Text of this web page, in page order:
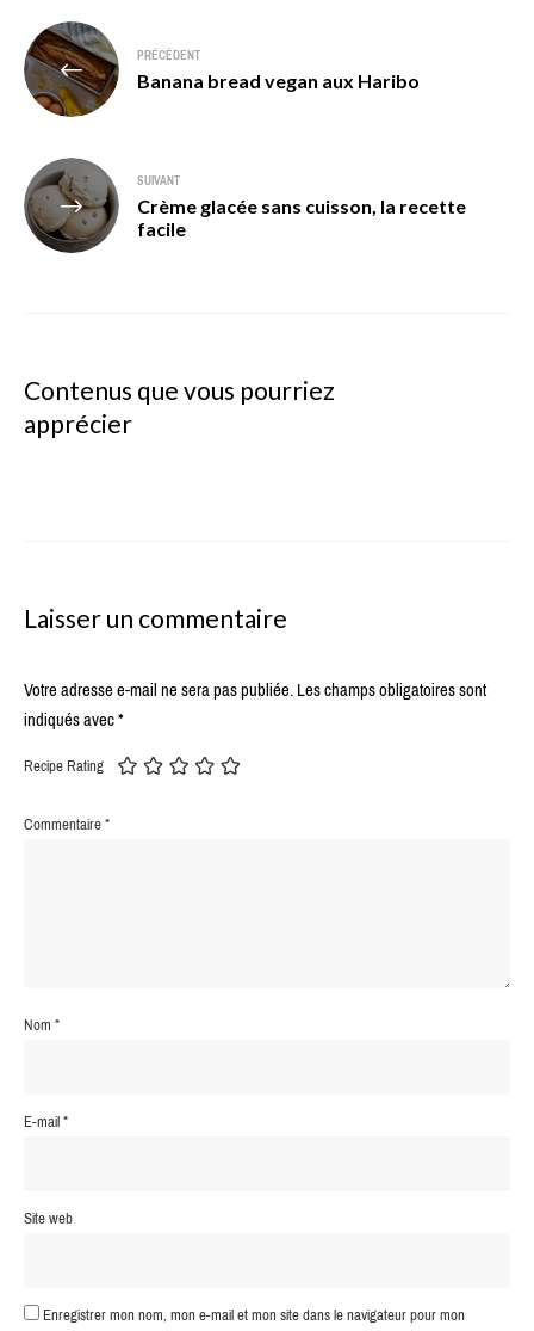
Navigation
de
l’article
PRÉCÉDENT
Banana bread vegan aux Haribo
SUIVANT
Crème glacée sans cuisson, la recette
facile
Contenus que vous pourriez
apprécier
Laisser un commentaire
Votre adresse e-mail ne sera pas publiée.Les champs obligatoires sont
indiqués avec*
Recipe Rating
Commentaire*
Nom*
E-mail*
Site web
Enregistrer mon nom, mon e-mail et mon site dans le navigateur pour mon